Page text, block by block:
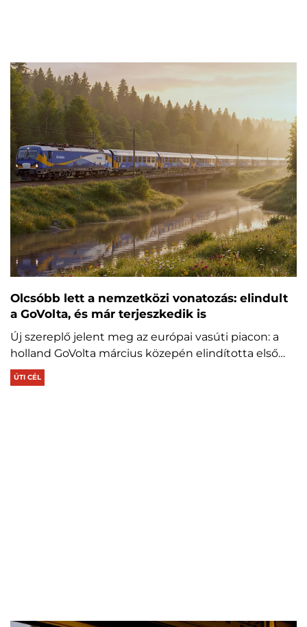
Olcsóbb lett a nemzetközi vonatozás: elindult
a GoVolta, és már terjeszkedik is
Új szereplő jelent meg az európai vasúti piacon: a
holland GoVolta március közepén elindította első…
ÚTI CÉL